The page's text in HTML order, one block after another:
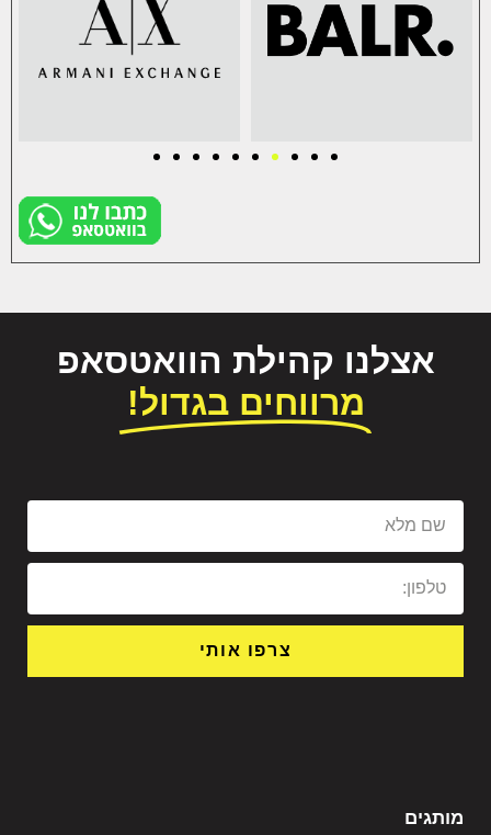
אצלנו קהילת הוואטסאפ
מרווחים בגדול!
צרפו אותי
מותגים